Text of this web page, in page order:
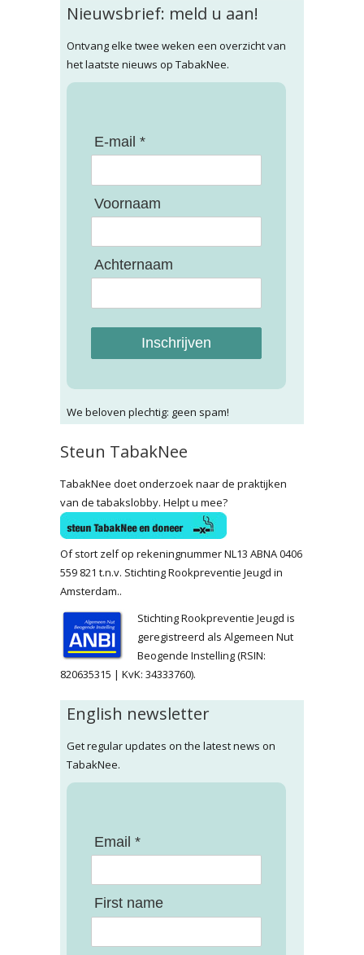
Nieuwsbrief: meld u aan!
Ontvang elke twee weken een overzicht van
het laatste nieuws op TabakNee.
E-mail *
Voornaam
Achternaam
Inschrijven
We beloven plechtig: geen spam!
Steun TabakNee
TabakNee doet onderzoek naar de praktijken
van de tabakslobby. Helpt u mee?
Of stort zelf op rekeningnummer NL13 ABNA 0406
559 821 t.n.v. Stichting Rookpreventie Jeugd in
Amsterdam..
Stichting Rookpreventie Jeugd is
geregistreerd als Algemeen Nut
Beogende Instelling (RSIN:
820635315 | KvK: 34333760).
English newsletter
Get regular updates on the latest news on
TabakNee.
Email *
First name